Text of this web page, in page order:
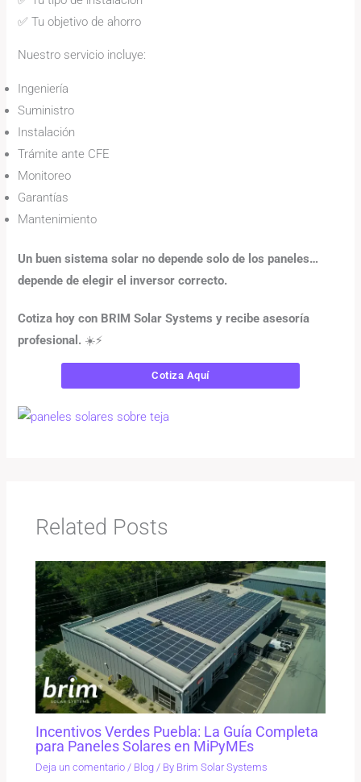
✅ Tu objetivo de ahorro
Nuestro servicio incluye:
Ingeniería
Suministro
Instalación
Trámite ante CFE
Monitoreo
Garantías
Mantenimiento
Un buen sistema solar no depende solo de los paneles…
depende de elegir el inversor correcto.
Cotiza hoy con BRIM Solar Systems y recibe asesoría
profesional. ☀️⚡
Cotiza Aquí
Related Posts
Incentivos Verdes Puebla: La Guía Completa
para Paneles Solares en MiPyMEs
Deja un comentario / Blog / By Brim Solar Systems